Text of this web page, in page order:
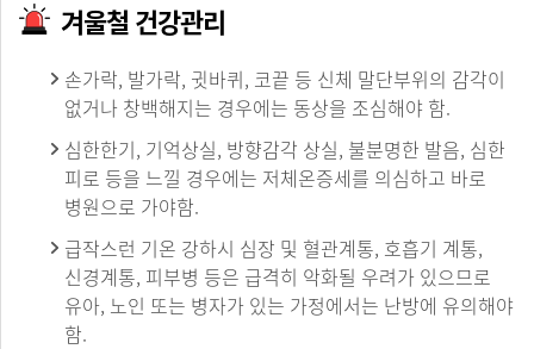
겨울철 건강관리
손가락, 발가락, 귓바퀴, 코끝 등 신체 말단부위의 감각이
없거나 창백해지는 경우에는 동상을 조심해야 함.
심한한기, 기억상실, 방향감각 상실, 불분명한 발음, 심한
피로 등을 느낄 경우에는 저체온증세를 의심하고 바로
병원으로 가야함.
급작스런 기온 강하시 심장 및 혈관계통, 호흡기 계통,
신경계통, 피부병 등은 급격히 악화될 우려가 있으므로
유아, 노인 또는 병자가 있는 가정에서는 난방에 유의해야
함.